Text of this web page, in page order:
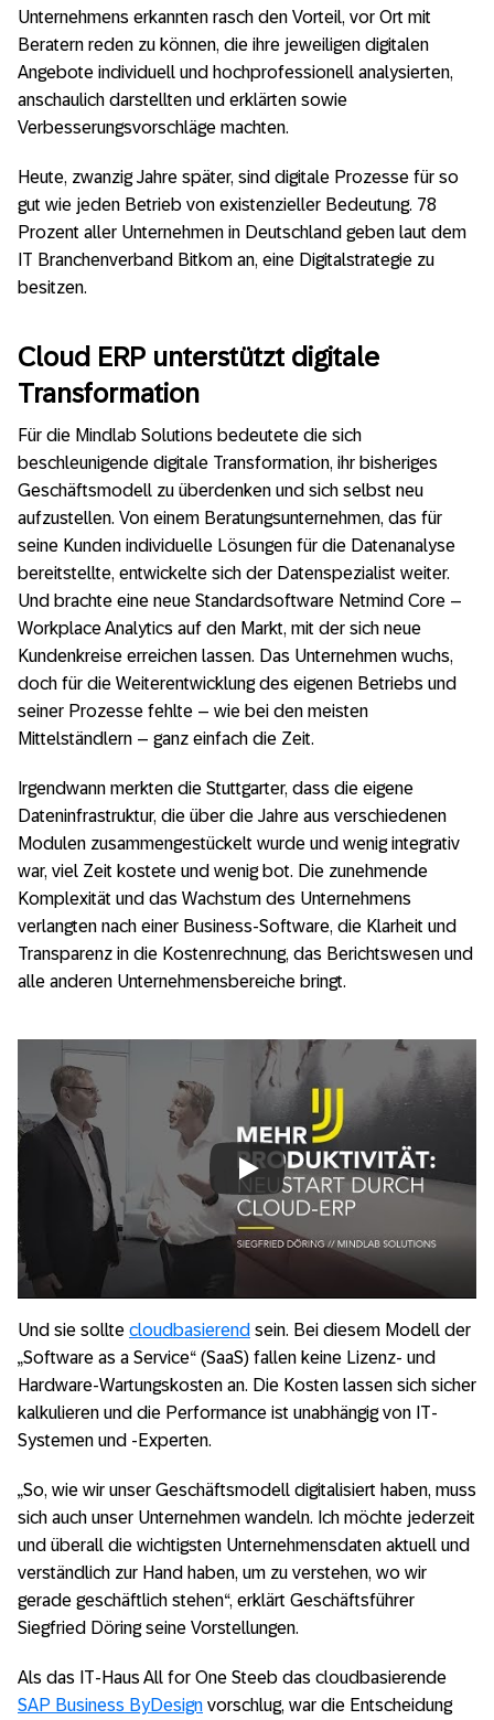
Unternehmens erkannten rasch den Vorteil, vor Ort mit
Beratern reden zu können, die ihre jeweiligen digitalen
Angebote individuell und hochprofessionell analysierten,
anschaulich darstellten und erklärten sowie
Verbesserungsvorschläge machten.
Heute, zwanzig Jahre später, sind digitale Prozesse für so
gut wie jeden Betrieb von existenzieller Bedeutung. 78
Prozent aller Unternehmen in Deutschland geben laut dem
IT Branchenverband Bitkom an, eine Digitalstrategie zu
besitzen.
Cloud ERP unterstützt digitale
Transformation
Für die Mindlab Solutions bedeutete die sich
beschleunigende digitale Transformation, ihr bisheriges
Geschäftsmodell zu überdenken und sich selbst neu
aufzustellen. Von einem Beratungsunternehmen, das für
seine Kunden individuelle Lösungen für die Datenanalyse
bereitstellte, entwickelte sich der Datenspezialist weiter.
Und brachte eine neue Standardsoftware Netmind Core –
Workplace Analytics auf den Markt, mit der sich neue
Kundenkreise erreichen lassen. Das Unternehmen wuchs,
doch für die Weiterentwicklung des eigenen Betriebs und
seiner Prozesse fehlte – wie bei den meisten
Mittelständlern – ganz einfach die Zeit.
Irgendwann merkten die Stuttgarter, dass die eigene
Dateninfrastruktur, die über die Jahre aus verschiedenen
Modulen zusammengestückelt wurde und wenig integrativ
war, viel Zeit kostete und wenig bot. Die zunehmende
Komplexität und das Wachstum des Unternehmens
verlangten nach einer Business-Software, die Klarheit und
Transparenz in die Kostenrechnung, das Berichtswesen und
alle anderen Unternehmensbereiche bringt.
Always allow YouTube
Und sie sollte cloudbasierend sein. Bei diesem Modell der
„Software as a Service“ (SaaS) fallen keine Lizenz- und
Hardware-Wartungskosten an. Die Kosten lassen sich sicher
kalkulieren und die Performance ist unabhängig von IT-
Systemen und -Experten.
„So, wie wir unser Geschäftsmodell digitalisiert haben, muss
sich auch unser Unternehmen wandeln. Ich möchte jederzeit
und überall die wichtigsten Unternehmensdaten aktuell und
verständlich zur Hand haben, um zu verstehen, wo wir
gerade geschäftlich stehen“, erklärt Geschäftsführer
Siegfried Döring seine Vorstellungen.
Als das IT-Haus All for One Steeb das cloudbasierende
SAP Business ByDesign vorschlug, war die Entscheidung